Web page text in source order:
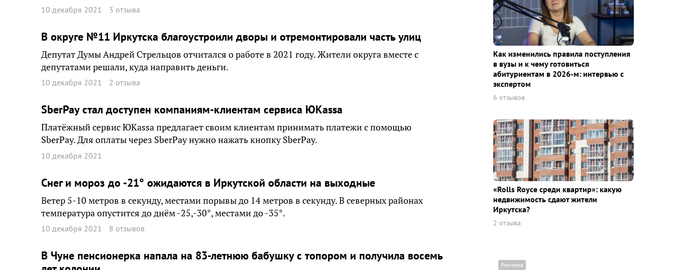
10 декабря 2021 3 отзыва
В округе №11 Иркутска благоустроили дворы и отремонтировали часть улиц
Депутат Думы Андрей Стрельцов отчитался о работе в 2021 году. Жители округа вместе с
депутатами решали, куда направить деньги.
10 декабря 2021 2 отзыва
SberPay стал доступен компаниям-клиентам сервиса ЮKassa
Платёжный сервис ЮKassa предлагает своим клиентам принимать платежи с помощью
SberPay. Для оплаты через SberPay нужно нажать кнопку SberPay.
10 декабря 2021
Снег и мороз до -21° ожидаются в Иркутской области на выходные
Ветер 5-10 метров в секунду, местами порывы до 14 метров в секунду. В северных районах
температура опустится до днём -25,-30°, местами до -35°.
10 декабря 2021 8 отзывов
В Чуне пенсионерка напала на 83-летнюю бабушку с топором и получила восемь
Как изменились правила поступления
в вузы и к чему готовиться
абитуриентам в 2026-м: интервью с
экспертом
6 отзывов
«Rolls Royce среди квaртир»: какую
недвижимость сдают жители
Иркутска?
2 отзыва